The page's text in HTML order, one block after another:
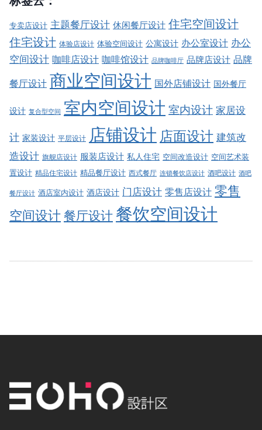
专卖店设计 主题餐厅设计 休闲餐厅设计 住宅空间设计
住宅设计 体验店设计 体验空间设计 公寓设计 办公室设计 办公
空间设计 咖啡店设计 咖啡馆设计 品牌咖啡厅 品牌店设计 品牌
餐厅设计 商业空间设计 国外店铺设计 国外餐厅
设计 复合型空间 室内空间设计 室内设计 家居设
计 家装设计 平层设计 店铺设计 店面设计 建筑改
造设计 旗舰店设计 服装店设计 私人住宅 空间改造设计 空间艺术装
置设计 精品住宅设计 精品餐厅设计 西式餐厅 连锁餐饮店设计 酒吧设计 酒吧
餐厅设计 酒店室内设计 酒店设计 门店设计 零售店设计 零售
空间设计餐厅设计 餐饮空间设计